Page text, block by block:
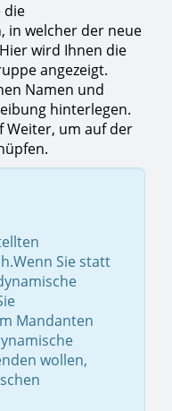
die
in welcher der neue
wird Ihnen die
angezeigt.
Namen und
hinterlegen.
Weiter, um auf der
Sie statt
Mandanten
wollen,